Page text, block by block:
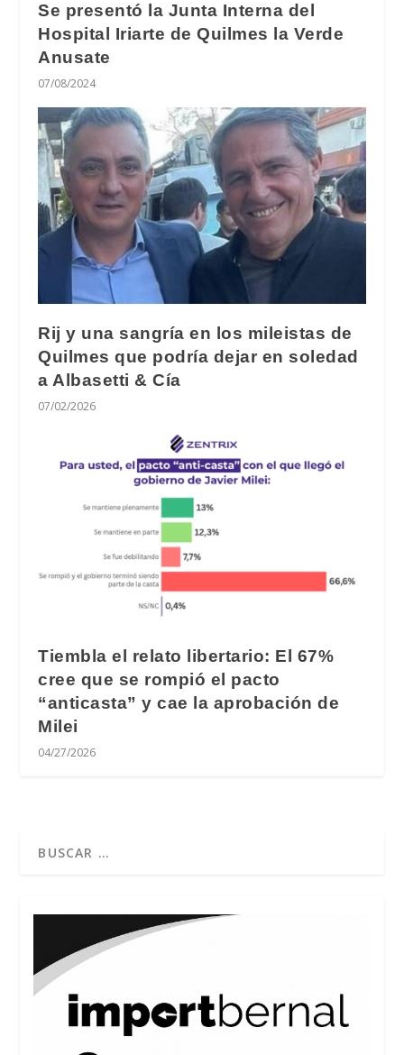
Se presentó la Junta Interna del
Hospital Iriarte de Quilmes la Verde
Anusate
07/08/2024
Rij y una sangría en los mileistas de
Quilmes que podría dejar en soledad
a Albasetti & Cía
07/02/2026
Tiembla el relato libertario: El 67%
cree que se rompió el pacto
“anticasta” y cae la aprobación de
Milei
04/27/2026